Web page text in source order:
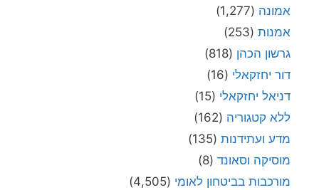
אמונה (1,277)
אמנות (253)
גרשון הכהן (818)
דור יחזקאלי (16)
דניאל יחזקאלי (15)
ללא קטגוריה (162)
מדע ועתידנות (135)
מוסיקה וסאונד (8)
מורכבות בביטחון לאומי (4,505)